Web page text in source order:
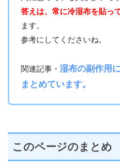
答えは、常に冷湿布を貼っ
ます。
参考にしてくださいね。
関連記事・ 湿布の副作用
まとめています。
このページのまとめ